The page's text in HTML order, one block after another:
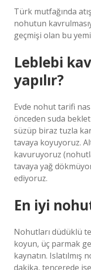
Türk mutfağında
nohutun
geçmişi olan bu
Leblebi
yapılır?
Evde nohut tarifi
önceden suda
süzüp biraz tuzla
tavaya koyuyoruz.
kavuruyoruz
tavaya yağ
ediyoruz.
En iyi
Nohutları düdüklü
koyun, üç parmak
kaynatın.
dakika, tencerede